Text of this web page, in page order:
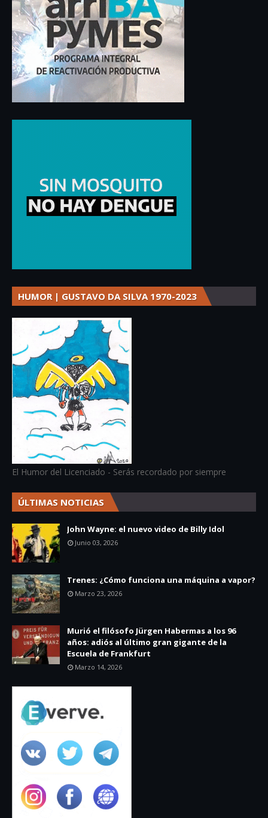
HUMOR | GUSTAVO DA SILVA 1970-2023
El Humor del Licenciado - Serás recordado por siempre
ÚLTIMAS NOTICIAS
John Wayne: el nuevo video de Billy Idol
Junio 03, 2026
Trenes: ¿Cómo funciona una máquina a vapor?
Marzo 23, 2026
Murió el filósofo Jürgen Habermas a los 96
años: adiós al último gran gigante de la
Escuela de Frankfurt
Marzo 14, 2026